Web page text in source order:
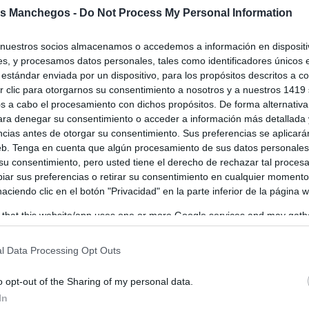
Manchegos - Do Not Process My Personal Information
socios almacenamos o accedemos a información en
y procesamos datos personales, tales como identificadores únicos
enviada por un dispositivo, para los propósitos descritos a
clic para otorgarnos su consentimiento a nosotros y a nuestros 1419
a cabo el procesamiento con dichos propósitos. De forma
denegar su consentimiento o acceder a información más detallada
antes de otorgar su consentimiento. Sus preferencias se
Tenga en cuenta que algún procesamiento de sus datos
consentimiento, pero usted tiene el derecho de rechazar tal
sus preferencias o retirar su consentimiento en cualquier
clic en el botón "Privacidad" en la parte inferior de la página
that this website/app uses one or more Google services and may
but not limited to your visit or usage behaviour. You may
consent section.
Data Processing Opt Outs
opt-out of the Sharing of my personal data.
Ortega Guijarro, Mejor Sumiller de
- 16/03/2026
Bellido, en Manzanares, ha acogido la celebración del XI
Sumiller de Castilla-La Mancha, organizado por la Asociación
de...
acoge con éxito la Asamblea
de la Unión Española de Sumilleres
- 11/06/2025
General de la Unión Española de Sumilleres (UES), celebrada los
junio en Tomelloso, ha concluido con un...